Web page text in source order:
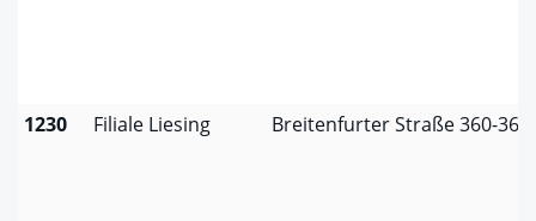
1230 Filiale Liesing Breitenfurter Straße 360-368